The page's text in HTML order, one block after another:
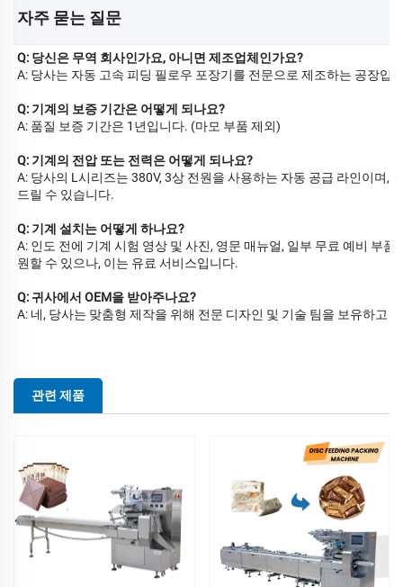
자주 묻는 질문
Q: 당신은 무역 회사인가요, 아니면 제조업체인가요?
A: 당사는 자동 고속 피딩 필로우 포장기를 전문으로 제조하는 공장입
Q: 기계의 보증 기간은 어떻게 되나요?
A: 품질 보증 기간은 1년입니다. (마모 부품 제외)
Q: 기계의 전압 또는 전력은 어떻게 되나요?
A: 당사의 L시리즈는 380V, 3상 전원을 사용하는 자동 공급 라인이며
드릴 수 있습니다.
Q: 기계 설치는 어떻게 하나요?
A: 인도 전에 기계 시험 영상 및 사진, 영문 매뉴얼, 일부 무료 예비 부
원할 수 있으나, 이는 유료 서비스입니다.
Q: 귀사에서 OEM을 받아주나요?
A: 네, 당사는 맞춤형 제작을 위해 전문 디자인 및 기술 팀을 보유하고
관련 제품